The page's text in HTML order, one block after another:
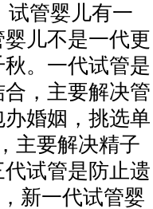
试管婴儿有一
儿不是一代更
。一代试管是
，主要解决管
婚姻，挑选单
主要解决精子
试管是防止遗
新一代试管婴